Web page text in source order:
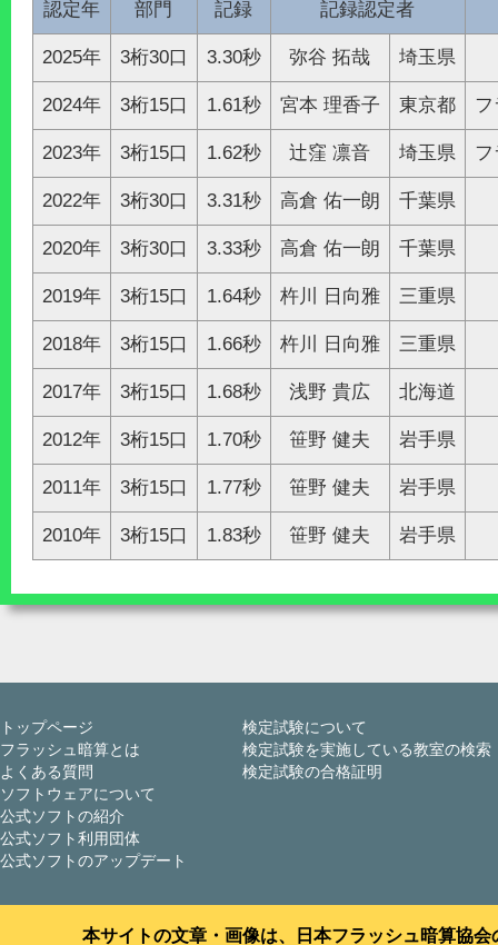
認定年 部門 記録 記録認定者
2025年 3桁30口 3.30秒 弥谷 拓哉 埼玉県
2024年 3桁15口 1.61秒 宮本 理香子 東京都
2023年 3桁15口 1.62秒 辻窪 凛音 埼玉県
2022年 3桁30口 3.31秒 高倉 佑一朗 千葉県
2020年 3桁30口 3.33秒 高倉 佑一朗 千葉県
2019年 3桁15口 1.64秒 杵川 日向雅 三重県
2018年 3桁15口 1.66秒 杵川 日向雅 三重県
2017年 3桁15口 1.68秒 浅野 貴広 北海道
2012年 3桁15口 1.70秒 笹野 健夫 岩手県
2011年 3桁15口 1.77秒 笹野 健夫 岩手県
2010年 3桁15口 1.83秒 笹野 健夫 岩手県
トップページ
フラッシュ暗算とは
よくある質問
ソフトウェアについて
公式ソフトの紹介
公式ソフト利用団体
公式ソフトのアップデート
検定試験について
検定試験を実施している教室の検索
検定試験の合格証明
本サイトの文章・画像は、日本フラッシュ暗算協